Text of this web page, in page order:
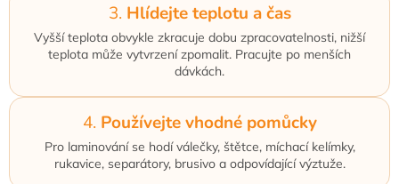
3. Hlídejte teplotu a čas
Vyšší teplota obvykle zkracuje dobu zpracovatelnosti, nižší
teplota může vytvrzení zpomalit. Pracujte po menších
dávkách.
4. Používejte vhodné pomůcky
Pro laminování se hodí válečky, štětce, míchací kelímky,
rukavice, separátory, brusivo a odpovídající výztuže.